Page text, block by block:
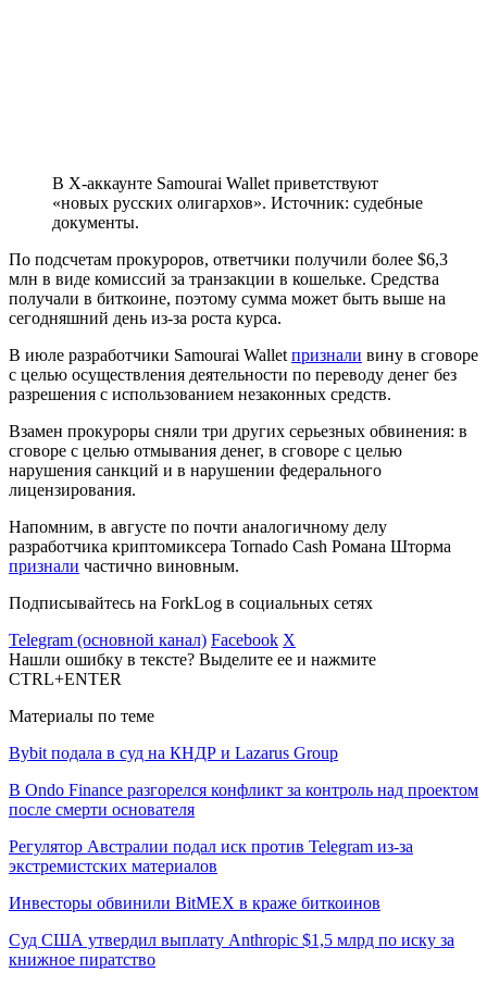
В X-аккаунте Samourai Wallet приветствуют
«новых русских олигархов». Источник: судебные
документы.
По подсчетам прокуроров, ответчики получили более $6,3
млн в виде комиссий за транзакции в кошельке. Средства
получали в биткоине, поэтому сумма может быть выше на
сегодняшний день из-за роста курса.
В июле разработчики Samourai Wallet признали вину в сговоре
с целью осуществления деятельности по переводу денег без
разрешения с использованием незаконных средств.
Взамен прокуроры сняли три других серьезных обвинения: в
сговоре с целью отмывания денег, в сговоре с целью
нарушения санкций и в нарушении федерального
лицензирования.
Напомним, в августе по почти аналогичному делу
разработчика криптомиксера Tornado Cash Романа Шторма
признали частично виновным.
Подписывайтесь на ForkLog в социальных сетях
Telegram (основной канал) Facebook X
Нашли ошибку в тексте? Выделите ее и нажмите
CTRL+ENTER
Материалы по теме
Bybit подала в суд на КНДР и Lazarus Group
В Ondo Finance разгорелся конфликт за контроль над проектом
после смерти основателя
Регулятор Австралии подал иск против Telegram из-за
экстремистских материалов
Инвесторы обвинили BitMEX в краже биткоинов
Суд США утвердил выплату Anthropic $1,5 млрд по иску за
книжное пиратство